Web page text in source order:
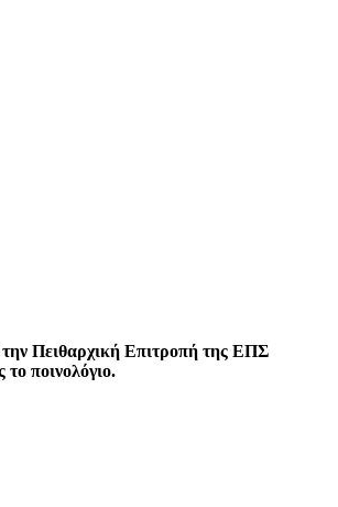
Πειθαρχική Επιτροπή της ΕΠΣ
ποινολόγιο.